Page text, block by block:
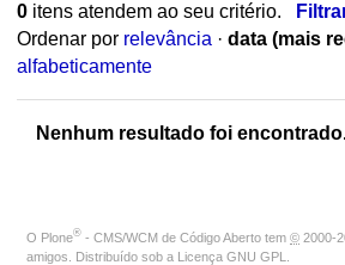
0itens atendem ao seu critério.
Ordenar por relevância · data (mais
alfabeticamente
Nenhum resultado foi
O Plone® - CMS/WCM de Código Aberto tem © 2000-
amigos. Distribuído sob a Licença GNU GPL